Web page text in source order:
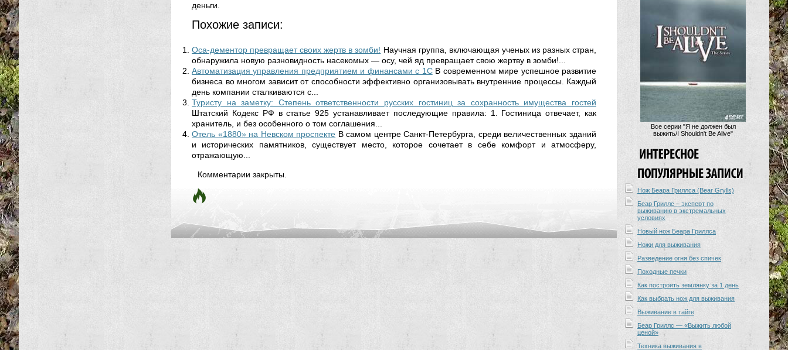
деньги.
Похожие записи:
Оса-дементор превращает своих жертв в зомби! Научная группа, включающая ученых из разных стран,
обнаружила новую разновидность насекомых — осу, чей яд превращает свою жертву в зомби!...
Автоматизация управления предприятием и финансами с 1С В современном мире успешное развитие
бизнеса во многом зависит от способности эффективно организовывать внутренние процессы. Каждый
день компании сталкиваются с...
Туристу на заметку: Степень ответственности русских гостиниц за сохранность имущества гостей
Штатский Кодекс РФ в статье 925 устанавливает последующие правила: 1. Гостиница отвечает, как
хранитель, и без особенного о том соглашения...
Отель «1880» на Невском проспекте В самом центре Санкт-Петербурга, среди величественных зданий
и исторических памятников, существует место, которое сочетает в себе комфорт и атмосферу,
отражающую...
Комментарии закрыты.
Все серии "Я не должен был
выжить/I Shouldn't Be Alive"
Нож Беара Гриллса (Bear Grylls)
Беар Гриллс – эксперт по
выживанию в экстремальных
условиях
Новый нож Беара Гриллса
Ножи для выживания
Разведение огня без спичек
Походные печки
Как построить землянку за 1 день
Как выбрать нож для выживания
Выживание в тайге
Беар Гриллс — «Выжить любой
ценой»
Техника выживания в